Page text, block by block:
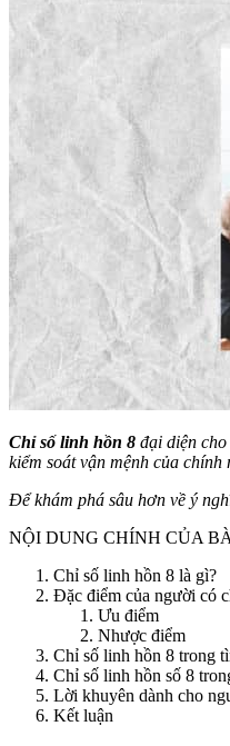
Chỉ số linh hồn 8 đại diện
kiểm soát vận mệnh của chính
Để khám phá sâu hơn về ý
NỘI DUNG CHÍNH CỦA
Chỉ số linh hồn 8 là gì?
Đặc điểm của người có
Ưu điểm
Nhược điểm
Chỉ số linh hồn 8 trong
Chỉ số linh hồn số 8
Lời khuyên dành cho
Kết luận